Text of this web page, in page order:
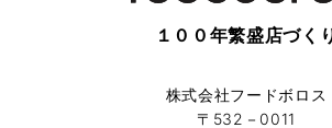
１００年繁盛店づく
株式会社フードボロス
〒532－0011